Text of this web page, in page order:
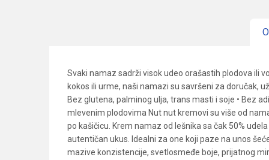
Svaki namaz sadrži visok udeo orašastih plodova ili
kokos ili urme, naši namazi su savršeni za doručak,
Bez glutena, palminog ulja, trans masti i soje • Bez
mlevenim plodovima Nut nut kremovi su više od
po kašičicu. Krem namaz od lešnika sa čak 50%
autentičan ukus. Idealni za one koji paze na unos
mazive konzistencije, svetlosmeđe boje, prijatnog